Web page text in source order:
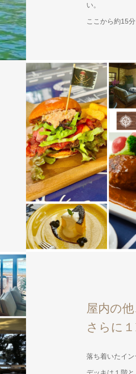
い。
ここから約15
屋内の
さらに
落ち着いたイ
デッキは１階